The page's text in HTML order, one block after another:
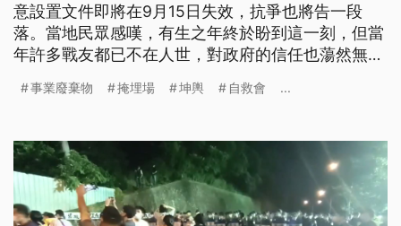
意設置文件即將在9月15日失效，抗爭也將告一段
落。當地民眾感嘆，有生之年終於盼到這一刻，但當
年許多戰友都已不在人世，對政府的信任也蕩然無
事業廢棄物 掩埋場 坤輿 自救會 ...